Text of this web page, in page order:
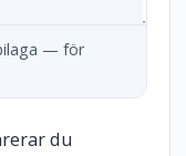
— för
du